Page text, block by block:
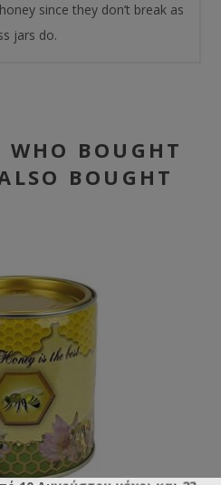
since they don’t break as
jars do.
WHO BOUGHT
BOUGHT